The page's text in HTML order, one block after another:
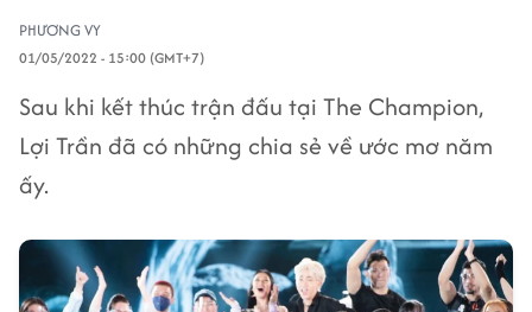
PHƯƠNG VY
01/05/2022 - 15:00 (GMT+7)
Sau khi kết thúc trận đấu tại The Champion,
Lợi Trần đã có những chia sẻ về ước mơ năm
ấy.